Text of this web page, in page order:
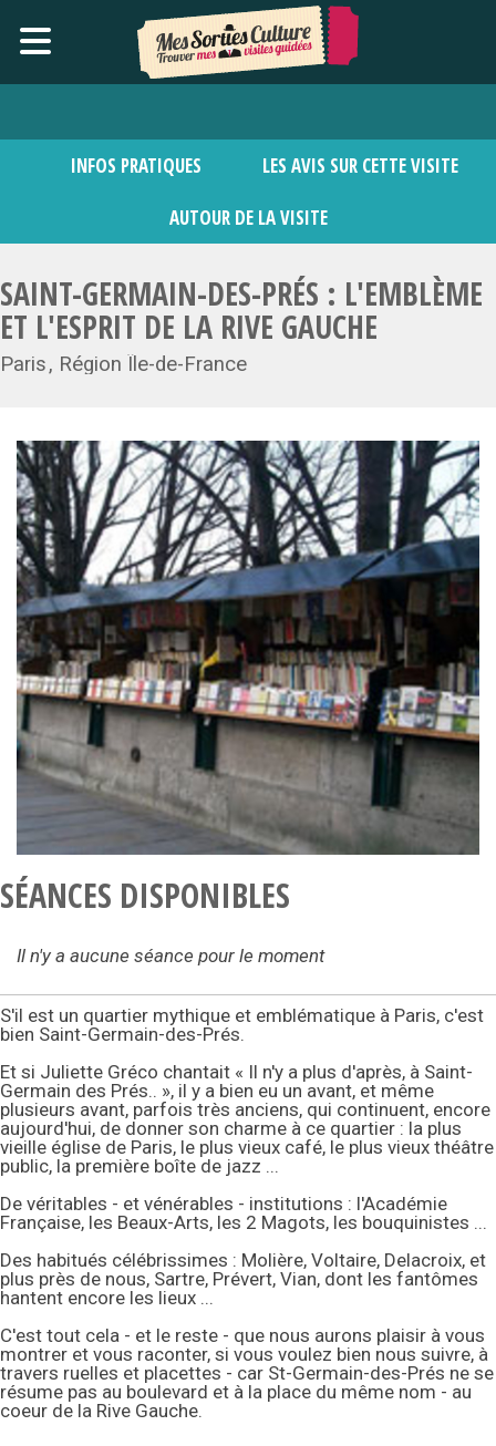
INFOS PRATIQUES LES AVIS SUR CETTE VISITE
AUTOUR DE LA VISITE
SAINT-GERMAIN-DES-PRÉS : L'EMBLÈME
ET L'ESPRIT DE LA RIVE GAUCHE
Paris Région Île-de-France
SÉANCES DISPONIBLES
Il n'y a aucune séance pour le moment
S'il est un quartier mythique et emblématique à Paris, c'est
bien Saint-Germain-des-Prés.
Et si Juliette Gréco chantait « Il n'y a plus d'après, à Saint-
Germain des Prés.. », il y a bien eu un avant, et même
plusieurs avant, parfois très anciens, qui continuent, encore
aujourd'hui, de donner son charme à ce quartier : la plus
vieille église de Paris, le plus vieux café, le plus vieux théâtre
public, la première boîte de jazz ...
De véritables - et vénérables - institutions : l'Académie
Française, les Beaux-Arts, les 2 Magots, les bouquinistes ...
Des habitués célébrissimes : Molière, Voltaire, Delacroix, et
plus près de nous, Sartre, Prévert, Vian, dont les fantômes
hantent encore les lieux ...
C'est tout cela - et le reste - que nous aurons plaisir à vous
montrer et vous raconter, si vous voulez bien nous suivre, à
travers ruelles et placettes - car St-Germain-des-Prés ne se
résume pas au boulevard et à la place du même nom - au
coeur de la Rive Gauche.